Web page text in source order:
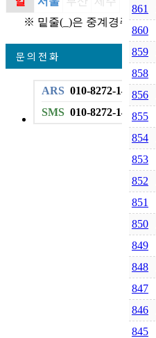
※ 밑줄(_)은 중계경주
문 의 전 화
ARS 010-8272-1496
SMS 010-8272-1496
861
860
859
858
856
855
854
853
852
851
850
849
848
847
846
845